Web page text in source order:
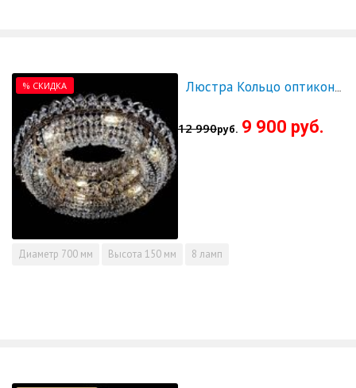
% СКИДКА
12 990руб. 9 900 руб.
Диаметр 700 мм Высота 150 мм 8 ламп